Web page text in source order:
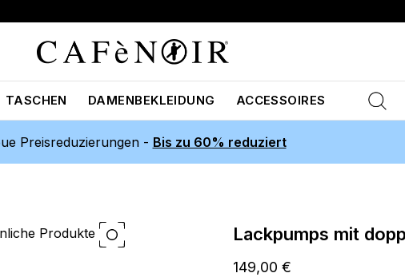
TASCHEN DAMENBEKLEIDUNG ACCESSOIRES
Preisreduzierungen - Bis zu 60% reduziert
Produkte lackpumps mit
149,00 €